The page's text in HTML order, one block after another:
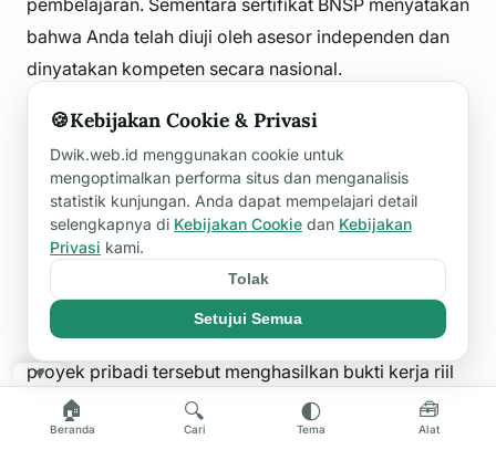
pembelajaran. Sementara sertifikat BNSP menyatakan
bahwa Anda telah diuji oleh asesor independen dan
dinyatakan kompeten secara nasional.
Berapa lama masa berlaku sertifikat kompetensi
BNSP?A:Masa berlaku sertifikat kompetensi BNSP
umumnya adalah 3 tahun. Setelah itu, Anda harus
melakukan proses sertifikasi ulang (resertifikasi)
untuk memastikan keterampilan Anda tetap relevan.
Apakah portofolio kerja dari proyek pribadi bisa
digunakan untuk ujian sertifikasi?A:Bisa, asalkan
proyek pribadi tersebut menghasilkan bukti kerja riil
yang memenuhi seluruh kriteria unjuk kerja yang
dipersyaratkan dalam standar kompetensi (SKKNI).
▼
🏠
Beranda
🔍
Cari
🌓
Tema
🧰
Alat
🍪Kebijakan Cookie & Privasi
Dwik.web.id menggunakan cookie untuk
mengoptimalkan performa situs dan menganalisis
statistik kunjungan. Anda dapat mempelajari detail
selengkapnya di Kebijakan Cookie dan Kebijakan
Privasi kami.
Tolak
Setujui Semua